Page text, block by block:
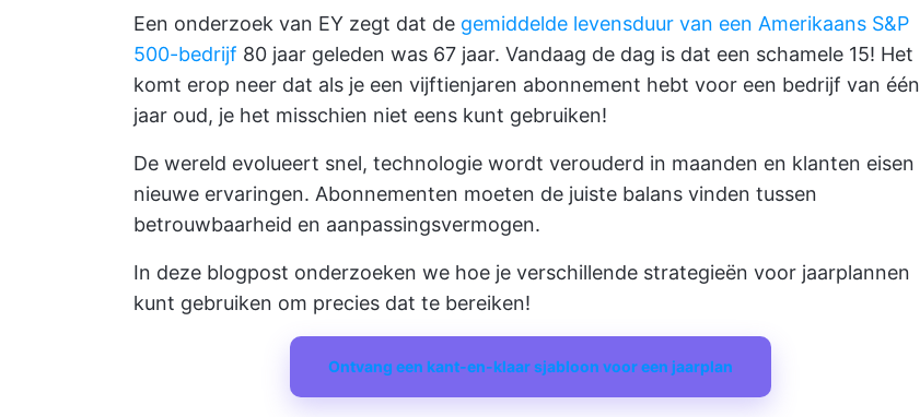
Een onderzoek van EY zegt dat de gemiddelde levensduur van een Amerikaans S&P
500-bedrijf 80 jaar geleden was 67 jaar. Vandaag de dag is dat een schamele 15! Het
komt erop neer dat als je een vijftienjaren abonnement hebt voor een bedrijf van één
jaar oud, je het misschien niet eens kunt gebruiken!
De wereld evolueert snel, technologie wordt verouderd in maanden en klanten eisen
nieuwe ervaringen. Abonnementen moeten de juiste balans vinden tussen
betrouwbaarheid en aanpassingsvermogen.
In deze blogpost onderzoeken we hoe je verschillende strategieën voor jaarplannen
kunt gebruiken om precies dat te bereiken!
Ontvang een kant-en-klaar sjabloon voor een jaarplan